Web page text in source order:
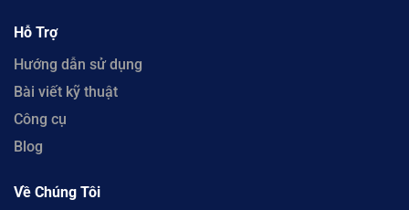
Hỗ Trợ
Hướng dẫn sử dụng
Bài viết kỹ thuật
Công cụ
Blog
Về Chúng Tôi